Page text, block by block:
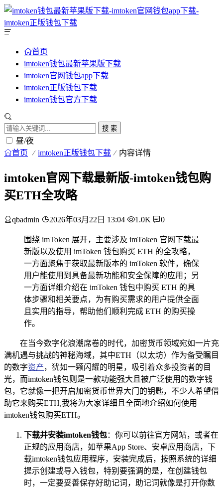
首页
imtoken钱包最新苹果版下载
imtoken官网钱包app下载
imtoken正版钱包下载
imtoken钱包官方下载
搜 索
昼/夜
首页 imtoken正版钱包下载 内容详情
imtoken官网下载最新版-imtoken钱包购
买ETH全攻略
qbadmin 2026年03月22日 13:04 1.0K 0
围绕 imToken 展开，主要涉及 imToken 官网下载最
新版以及使用 imToken 钱包购买 ETH 的全攻略，
一方面聚焦于获取最新版本的 imToken 软件，确保
用户能使用到具备最新功能和安全保障的应用；另
一方面详细介绍在 imToken 钱包中购买 ETH 的具
体步骤和相关要点，为有购买需求的用户提供全面
且实用的指导，帮助他们顺利完成 ETH 的购买操
作。
在当今数字化浪潮席卷的时代，加密货币领域宛如一片充
满机遇与挑战的神秘海域，其中ETH（以太坊）作为备受瞩目
的数字资产，犹如一颗闪耀的明星，吸引着众多投资者的目
光，而imtoken钱包则是一款功能强大且被广泛使用的数字钱
包，它就像一把开启加密货币世界大门的钥匙，不少人希望借
助它来购买ETH,我将为大家详细且全面地介绍如何使用
imtoken钱包购买ETH。
下载并安装imtoken钱包：你可以前往官方网站，或者在
正规的应用商店，如苹果App Store、安卓应用商店，下
载imtoken钱包应用程序，安装完成后，按照系统的详细
提示创建或导入钱包，特别要强调的是，在创建钱包
时，一定要妥善保存好助记词，助记词就像是打开你数